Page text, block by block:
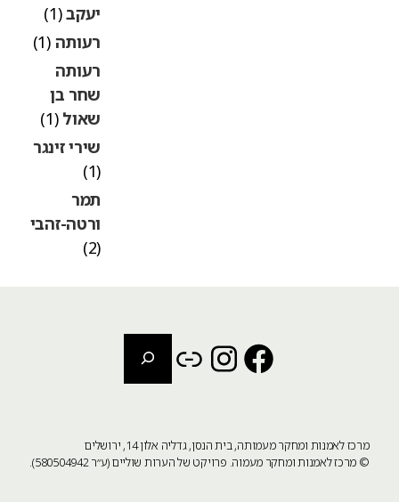
יעקב(1)
רעותה(1)
רעותה
שחר בן
שאול(1)
שירי זינגר
תמר
ורטה-זהבי
מרכז לאמנות ומחקר מעמותה, בית הנסן, גדליה אלון 14, ירושלים
מרכז לאמנות ומחקר מעמוה. פרויקט של הערות שוליים (ע״ר 580504942).
Facebook
Instagram
Link